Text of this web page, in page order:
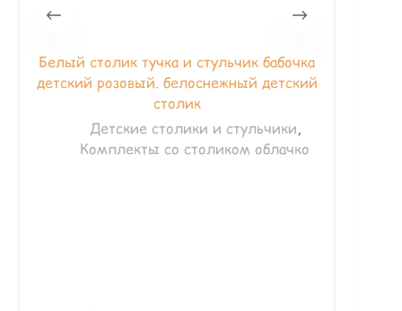
Белый столик тучка и стульчик бабочка
детский розовый. белоснежный детский
столик
Детские столики и стульчики,
Комплекты со столиком облачко